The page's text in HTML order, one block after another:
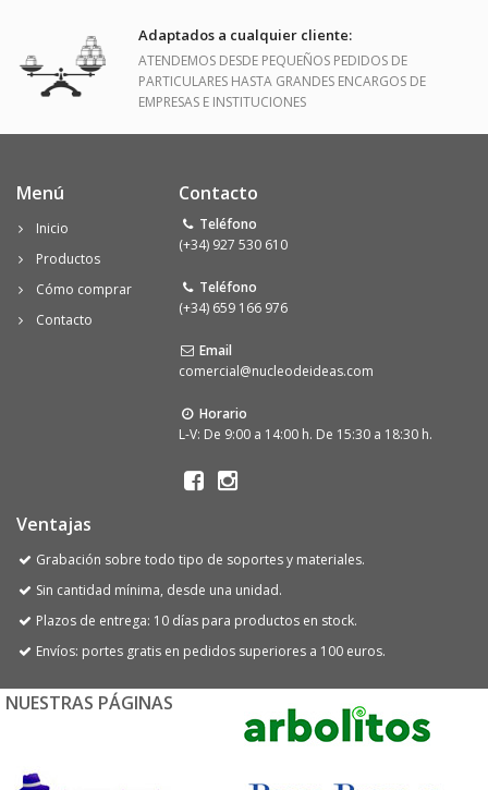
Adaptados a cualquier cliente:
ATENDEMOS DESDE PEQUEÑOS PEDIDOS DE
PARTICULARES HASTA GRANDES ENCARGOS DE
EMPRESAS E INSTITUCIONES
Menú
Inicio
Productos
Cómo comprar
Contacto
Contacto
Teléfono
(+34) 927 530 610
Teléfono
(+34) 659 166 976
Email
comercial@nucleodeideas.com
Horario
L-V: De 9:00 a 14:00 h. De 15:30 a 18:30 h.
Ventajas
Grabación sobre todo tipo de soportes y materiales.
Sin cantidad mínima, desde una unidad.
Plazos de entrega: 10 días para productos en stock.
Envíos: portes gratis en pedidos superiores a 100 euros.
NUESTRAS PÁGINAS